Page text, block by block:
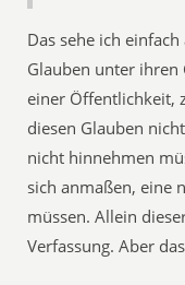
Das sehe ich
Glauben unter
einer Öffentlichkeit,
diesen Glauben
nicht hinnehmen
sich anmaßen, eine
müssen. Allein
Verfassung. Aber